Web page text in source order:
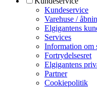
Kundeservice
Varehuse /
Elgigantens
Services
Information om
Fortrydelsesret
Elgigantens
Partner
Cookiepolitik